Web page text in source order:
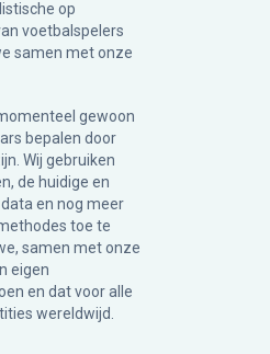
op
voetbalspelers
samen met onze
gewoon
bepalen door
Wij gebruiken
de huidige en
en nog meer
toe te
samen met onze
eigen
en dat voor alle
wereldwijd.